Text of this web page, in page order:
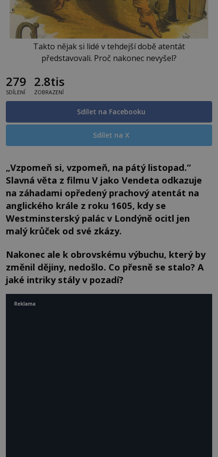
Takto nějak si lidé v tehdejší době atentát
představovali. Proč nakonec nevyšel?
279
SDÍLENÍ
2.8tis
ZOBRAZENÍ
Sdílet na Facebooku
Sdílet na X
„Vzpomeň si, vzpomeň, na pátý listopad.“
Slavná věta z filmu V jako Vendeta odkazuje
na záhadami opředený prachový atentát na
anglického krále z roku 1605, kdy se
Westminsterský palác v Londýně ocitl jen
malý krůček od své zkázy.
Nakonec ale k obrovskému výbuchu, který by
změnil dějiny, nedošlo. Co přesně se stalo? A
jaké intriky stály v pozadí?
Reklama